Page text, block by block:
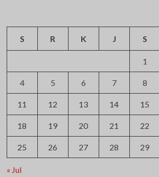
S R K J S
1
4 5 6 7 8
11 12 13 14 15
18 19 20 21 22
25 26 27 28 29
« Jul